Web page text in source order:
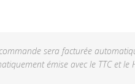
sera facturée
émise avec le TTC et le